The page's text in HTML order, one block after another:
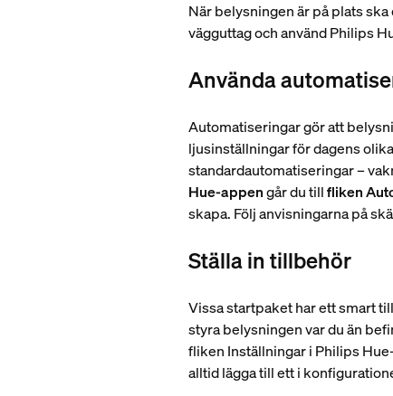
När belysningen är på plats
vägguttag och använd Philips
Använda
Automatiseringar gör att
ljusinställningar för dagens
standardautomatiseringar –
Hue-appengår du tillfliken
skapa. Följ anvisningarna på
Ställa in tillbehör
Vissa startpaket har ett smart
styra belysningen var du än
fliken Inställningar i Philips
alltid lägga till ett i